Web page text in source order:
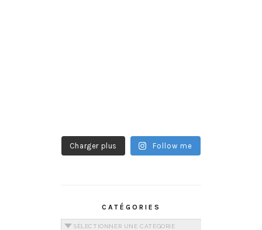
Charger plus Follow me
CATÉGORIES
Catégories